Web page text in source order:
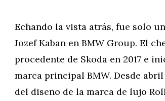
Echando la vista atrás, fue solo
Jozef Kaban en BMW Group. El
procedente de Skoda en 2017 e
marca principal BMW. Desde
del diseño de la marca de lujo